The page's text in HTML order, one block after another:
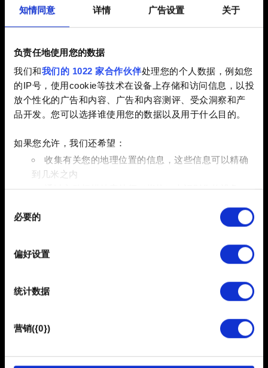
知情同意 详情 广告设置 关于
负责任地使用您的数据
我们和我们的 1022 家合作伙伴处理您的个人数据，例如您
的IP号，使用cookie等技术在设备上存储和访问信息，以投
放个性化的广告和内容、广告和内容测评、受众洞察和产
品开发。您可以选择谁使用您的数据以及用于什么目的。
如果您允许，我们还希望：
收集有关您的地理位置的信息，这些信息可以精确
到几米之内
通过主动扫描特定特征（指纹）来识别您的设备
查找有关您的个人数据如何处理的更多信息，
并设置您的首选项。您可随时从Cookie声明中更改或撤回
部分需要使用 Cookies 的是为了让网站功能可用，而另一
馈，以便网站将更好地服务于您。例如帮助我们在社交媒
也可能与我们的合作伙伴分享我们的 Cookie 片段。但是，
使用所有这些非强制性的 Cookie 都需要提前获取您的许
必要的
偏好设置
统计数据
营销({0})
电子邮件（请不要输入错别字！）
问题的简短描述
添加文件
您可以在报告中附带文件。比如图形问题的截图。限制大小：
12 MB。
浏览
提交